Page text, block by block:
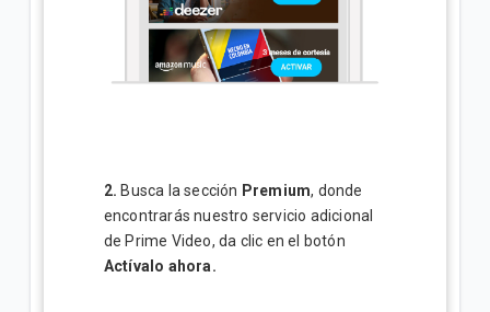
2. Busca la sección Premium, donde
encontrarás nuestro servicio adicional
de Prime Video, da clic en el botón
Actívalo ahora.